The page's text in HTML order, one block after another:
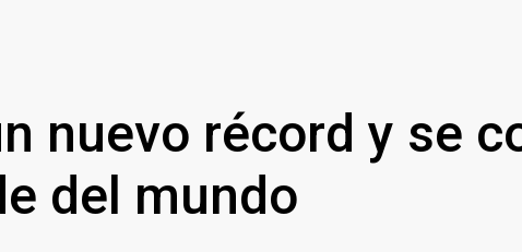
nuevo récord y se
del mundo